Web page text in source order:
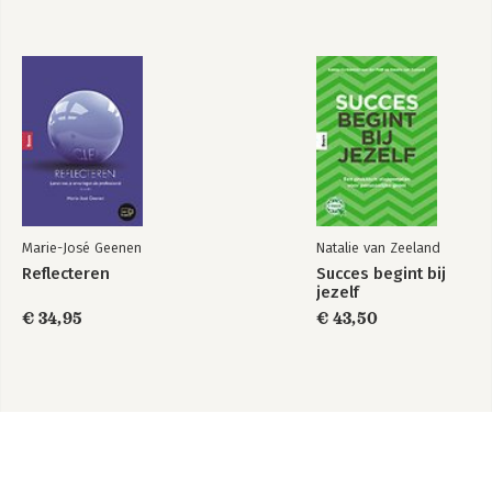
Marie-José Geenen
Reflecteren
€ 34,95
Natalie van Zeeland
Succes begint bij
jezelf
€ 43,50